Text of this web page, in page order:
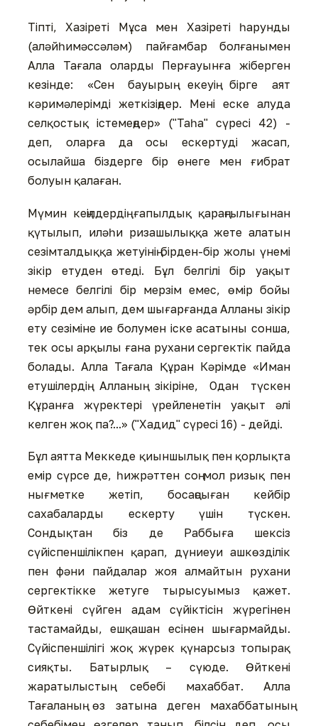
Тіпті, Хазіреті Мұса мен Хазіреті һарунды
(аләйһимәссәләм) пайғамбар болғанымен
Алла Тағала оларды Перғауынға жіберген
кезінде: «Сен бауырың екеуің бірге аят
кәримәлерімді жеткізіңдер. Мені еске алуда
селқостық істемеңдер» ("Таһа" сүресі 42) -
деп, оларға да осы ескертуді жасап,
осылайша біздерге бір өнеге мен ғибрат
болуын қалаған.
Мүмин кеңілдердің ғапылдық қараңғылығынан
қүтылып, иләһи ризашылыққа жете алатын
сезімталдыққа жетуінің бірден-бір жолы үнемі
зікір етуден өтеді. Бұл белгілі бір уақыт
немесе белгілі бір мерзім емес, өмір бойы
әрбір дем алып, дем шығарғанда Алланы зікір
ету сезіміне ие болумен іске асатыны сонша,
тек осы арқылы ғана рухани сергектік пайда
болады. Алла Тағала Құран Кәрімде «Иман
етушілердің Алланың зікіріне, Одан түскен
Құранға жүректері үрейленетін уақыт әлі
келген жоқ па?...» ("Хадид" сүресі 16) - дейді.
Бұл аятта Меккеде қиыншылық пен қорлықта
емір сүрсе де, һижрәттен соң мол ризық пен
нығметке жетіп, босаңсыған кейбір
сахабаларды ескерту үшін түскен.
Сондықтан біз де Раббыға шексіз
сүйіспеншілікпен қарап, дүниеуи ашкөзділік
пен фәни пайдалар жоя алмайтын рухани
сергектікке жетуге тырысуымыз қажет.
Өйткені сүйген адам сүйіктісін жүрегінен
тастамайды, ешқашан есінен шығармайды.
Сүйіспеншілігі жоқ жүрек қүнарсыз топырақ
сияқты. Батырлық – сүюде. Өйткені
жаратылыстың себебі махаббат. Алла
Тағаланың өз затына деген махаббатының